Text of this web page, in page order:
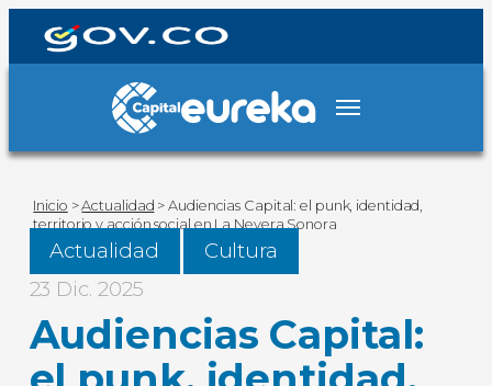
Inicio >Actualidad >Audiencias Capital: el punk, identidad,
territorio y acción social en La Nevera Sonora
Actualidad
Cultura
23 Dic. 2025
Audiencias Capital: